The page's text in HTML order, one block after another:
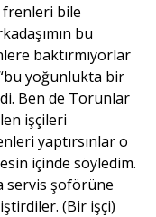
frenleri bile
bu
baktırmıyorlar
yoğunlukta bir
Ben de Torunlar
işçileri
yaptırsınlar o
içinde söyledim.
servis şoförüne
(Bir işçi)